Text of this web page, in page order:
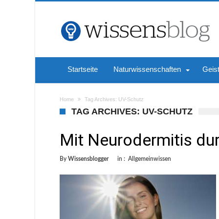
Startseite Naturwissenschaften
Home Tag Archives: UV-Schutz
TAG ARCHIVES: UV-SCHUTZ
Mit Neurodermitis
By Wissensblogger in : Allgemeinwissen